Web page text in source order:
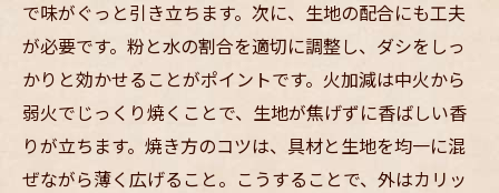
で味がぐっと引き立ちます。次に、生地の配合にも工夫
が必要です。粉と水の割合を適切に調整し、ダシをしっ
かりと効かせることがポイントです。火加減は中火から
弱火でじっくり焼くことで、生地が焦げずに香ばしい香
りが立ちます。焼き方のコツは、具材と生地を均一に混
ぜながら薄く広げること。こうすることで、外はカリッ